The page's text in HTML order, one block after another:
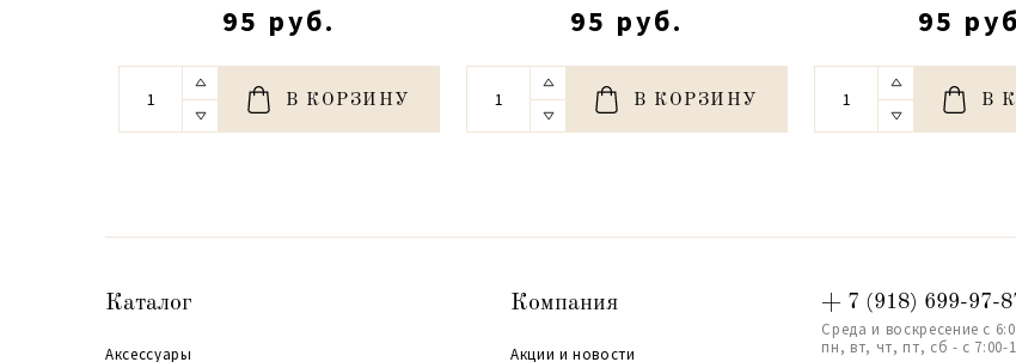
95 руб.
В КОРЗИНУ
95 руб.
В КОРЗИНУ
95
В
Каталог
Аксессуары
Компания
Акции и новости
+ 7 (918) 699-97-
Среда и воскресение с
пн, вт, чт, пт, сб - с 7:00-